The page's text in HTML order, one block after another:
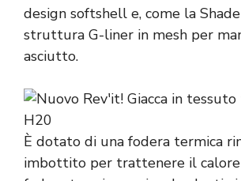
design softshell e, come la
struttura G-liner in mesh per
asciutto.
È dotato di una fodera termica
imbottito per trattenere il calore